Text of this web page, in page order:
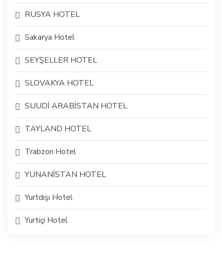
RUSYA HOTEL
Sakarya Hotel
SEYŞELLER HOTEL
SLOVAKYA HOTEL
SUUDİ ARABİSTAN HOTEL
TAYLAND HOTEL
Trabzon Hotel
YUNANİSTAN HOTEL
Yurtdışı Hotel
Yurtiçi Hotel